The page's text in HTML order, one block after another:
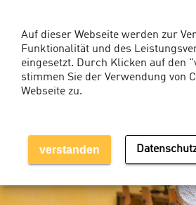
Auf dieser Webseite werden zur
Funktionalität und des
eingesetzt. Durch Klicken auf den
stimmen Sie der Verwendung von
Webseite zu.
verstanden